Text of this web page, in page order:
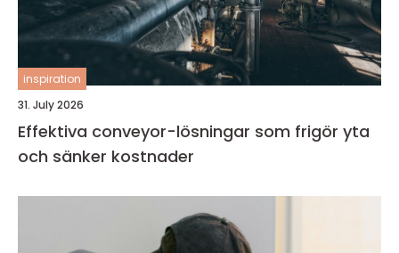
inspiration
31. July 2026
Effektiva conveyor-lösningar som frigör yta
och sänker kostnader